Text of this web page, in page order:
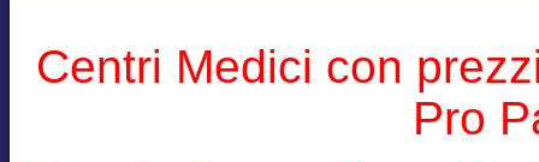
Centri Medici con
Pro